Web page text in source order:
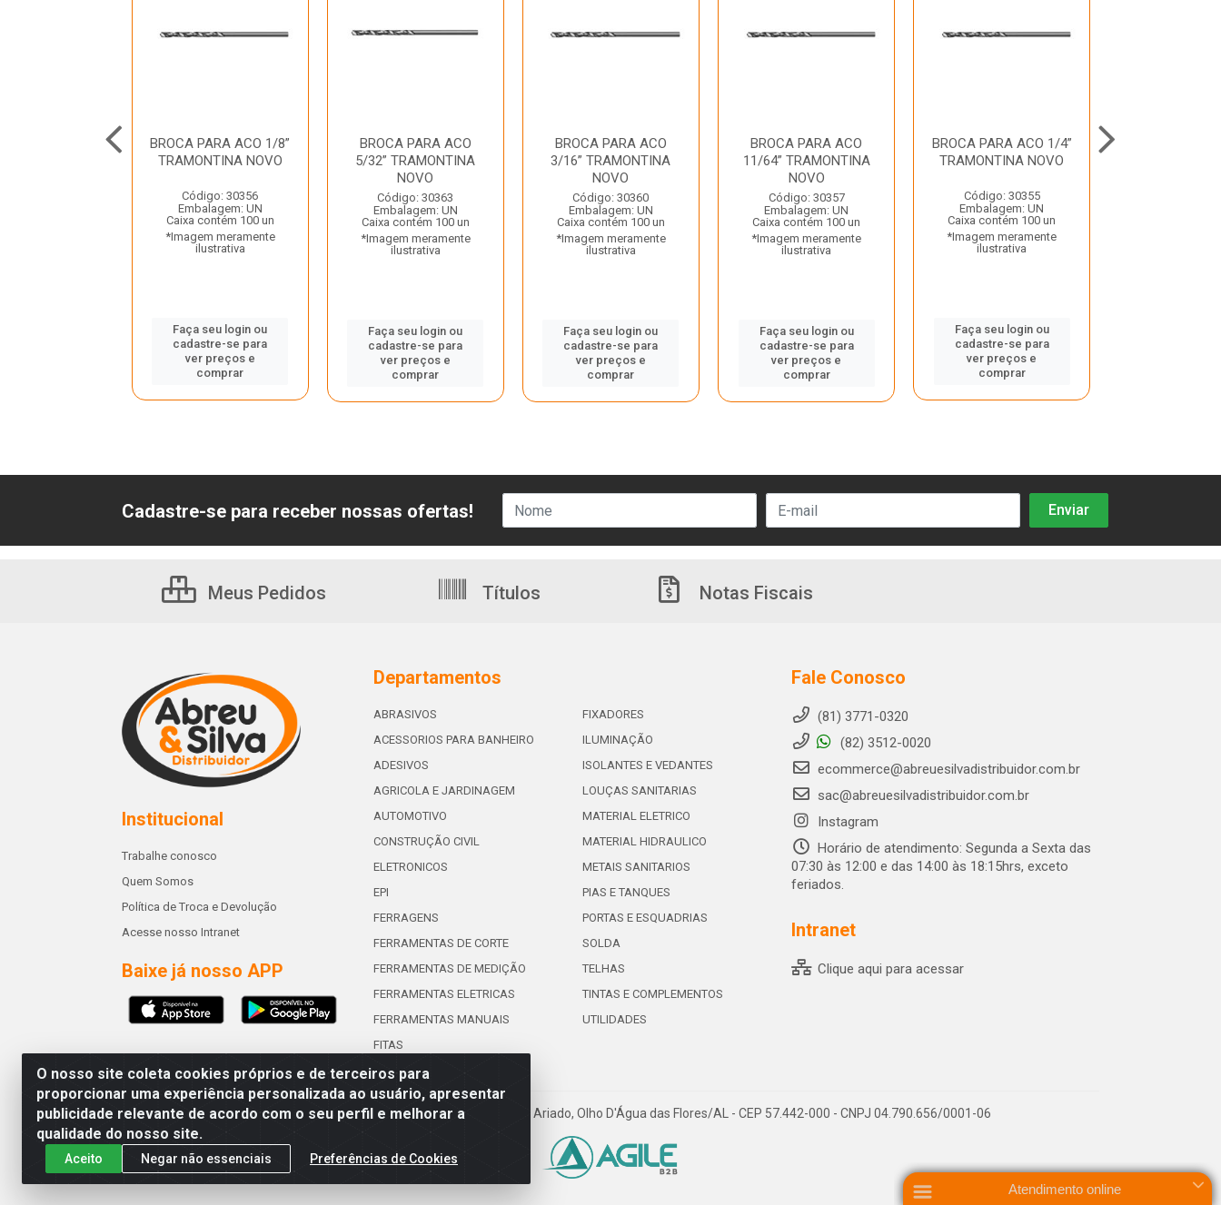
BROCA PARA ACO 1/8”
TRAMONTINA NOVO
Código: 30356
Embalagem: UN
Caixa contém 100 un
*Imagem meramente
ilustrativa
Faça seu login ou
cadastre-se para
ver preços e
comprar
BROCA PARA ACO
5/32” TRAMONTINA
NOVO
Código: 30363
Embalagem: UN
Caixa contém 100 un
*Imagem meramente
ilustrativa
Faça seu login ou
cadastre-se para
ver preços e
comprar
BROCA PARA ACO
3/16” TRAMONTINA
NOVO
Código: 30360
Embalagem: UN
Caixa contém 100 un
*Imagem meramente
ilustrativa
Faça seu login ou
cadastre-se para
ver preços e
comprar
BROCA PARA ACO
11/64” TRAMONTINA
NOVO
Código: 30357
Embalagem: UN
Caixa contém 100 un
*Imagem meramente
ilustrativa
Faça seu login ou
cadastre-se para
ver preços e
comprar
BROCA PARA ACO 1/4”
TRAMONTINA NOVO
Código: 30355
Embalagem: UN
Caixa contém 100 un
*Imagem meramente
ilustrativa
Faça seu login ou
cadastre-se para
ver preços e
comprar
O nosso site coleta cookies próprios e de terceiros para
proporcionar uma experiência personalizada ao usuário, apresentar
publicidade relevante de acordo com o seu perfil e melhorar a
qualidade do nosso site.
Aceito Negar não essenciais Preferências de Cookies
Cadastre-se para receber nossas ofertas!
Meus Pedidos Títulos Notas Fiscais
Institucional
Trabalhe conosco
Quem Somos
Política de Troca e Devolução
Acesse nosso Intranet
Baixe já nosso APP
Departamentos
ABRASIVOS
ACESSORIOS PARA BANHEIRO
ADESIVOS
AGRICOLA E JARDINAGEM
AUTOMOTIVO
CONSTRUÇÃO CIVIL
ELETRONICOS
EPI
FERRAGENS
FERRAMENTAS DE CORTE
FERRAMENTAS DE MEDIÇÃO
FERRAMENTAS ELETRICAS
FERRAMENTAS MANUAIS
FITAS
FIXADORES
ILUMINAÇÃO
ISOLANTES E VEDANTES
LOUÇAS SANITARIAS
MATERIAL ELETRICO
MATERIAL HIDRAULICO
METAIS SANITARIOS
PIAS E TANQUES
PORTAS E ESQUADRIAS
SOLDA
TELHAS
TINTAS E COMPLEMENTOS
UTILIDADES
Fale Conosco
(81) 3771-0320
(82) 3512-0020
ecommerce@abreuesilvadistribuidor.com.br
sac@abreuesilvadistribuidor.com.br
Instagram
Horário de atendimento: Segunda a Sexta das
07:30 às 12:00 e das 14:00 às 18:15hrs, exceto
feriados.
Intranet
Clique aqui para acessar
Abreu & Silva - Rua Padre Jose de Souza Leite, 265 - Ariado, Olho D'Água das Flores/AL - CEP 57.442-000 - CNPJ 04.790.656/0001-06